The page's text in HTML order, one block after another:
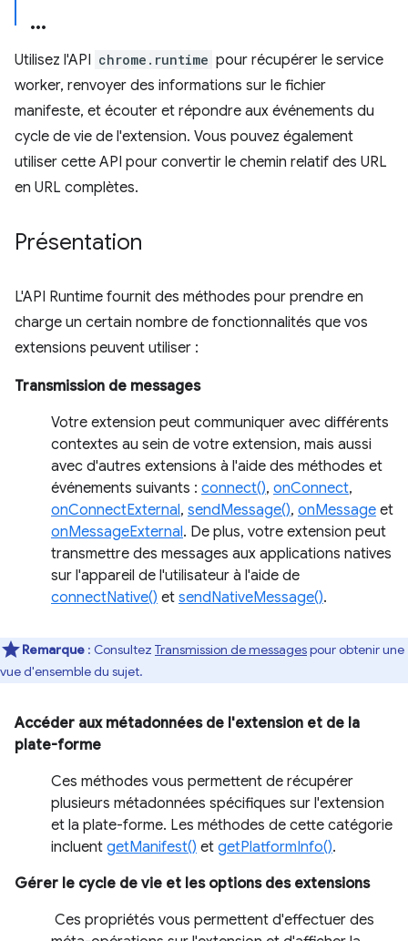
Utilisez l'API chrome.runtime pour récupérer le service
worker, renvoyer des informations sur le fichier
manifeste, et écouter et répondre aux événements du
cycle de vie de l'extension. Vous pouvez également
utiliser cette API pour convertir le chemin relatif des URL
en URL complètes.
Présentation
L'API Runtime fournit des méthodes pour prendre en
charge un certain nombre de fonctionnalités que vos
extensions peuvent utiliser :
Transmission de messages
Votre extension peut communiquer avec différents
contextes au sein de votre extension, mais aussi
avec d'autres extensions à l'aide des méthodes et
événements suivants : connect(), onConnect,
onConnectExternal, sendMessage(), onMessage et
onMessageExternal. De plus, votre extension peut
transmettre des messages aux applications natives
sur l'appareil de l'utilisateur à l'aide de
connectNative() et sendNativeMessage().
Remarque : Consultez Transmission de messagespour obtenir une
vue d'ensemble du sujet.
Accéder aux métadonnées de l'extension et de la
plate-forme
Ces méthodes vous permettent de récupérer
plusieurs métadonnées spécifiques sur l'extension
et la plate-forme. Les méthodes de cette catégorie
incluent getManifest() et getPlatformInfo().
Gérer le cycle de vie et les options des extensions
Ces propriétés vous permettent d'effectuer des